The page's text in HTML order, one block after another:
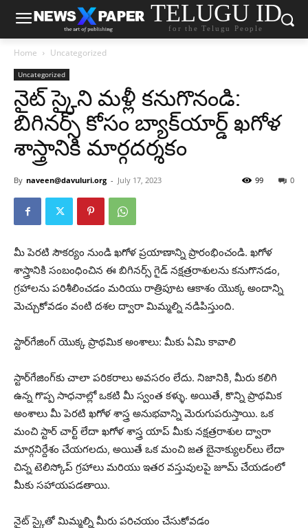
TELUGU ID
for the Telugu People
Home Uncategorized
Uncategorized
నైట్ స్కైని మళ్లీ కనుగొనండి:
బిగినర్స్ కోసం బ్యాక్‌యార్డ్ ఖగోళ
శాస్త్రానికి మార్గదర్శకం
By naveen@davuluri.org - July 17, 2023 0
99
మీ పెరటి సౌకర్యం నుండి ఖగోళ ప్రయాణాన్ని ప్రారంభించండి. ఖగోళ
శాస్త్రానికి సంబంధించిన ఈ బిగినర్స్ గైడ్ నక్షత్రరాశులను కనుగొనడం,
గ్రహాలను పరిశీలించడం మరియు రాత్రిపూట ఆకాశం యొక్క అందాన్ని
మెచ్చుకోవడం వంటి దశల ద్వారా మిమ్మల్ని నడిపిస్తుంది.
స్టార్‌గేజింగ్ యొక్క ప్రాథమిక అంశాలు: మీకు ఏమి కావాలి
స్టార్‌గేజింగ్‌కు చాలా పరికరాలు అవసరం లేదు. నిజానికి, మీరు కలిగి
ఉన్న గొప్ప సాధనాల్లో ఒకటి మీ స్వంత కళ్ళు. అయితే, కొన్ని ప్రాథమిక
అంశాలు మీ పెరటి ఖగోళ శాస్త్ర అనుభవాన్ని మెరుగుపరుస్తాయి. ఒక
మంచి స్టార్ చార్ట్ లేదా ఖగోళ శాస్త్ర యాప్ మీకు నక్షత్రరాశుల ద్వారా
మార్గనిర్దేశం చేయగలదు, అయితే ఒక మంచి జత బైనాక్యులర్‌లు లేదా
చిన్న టెలిస్కోప్ గ్రహాలు మరియు ఇతర వస్తువులపై జూమ్ చేయడంలో
మీకు సహాయపడతాయి.
నైట్ స్కైతో మిమ్మల్ని మీరు పరిచయం చేసుకోవడం